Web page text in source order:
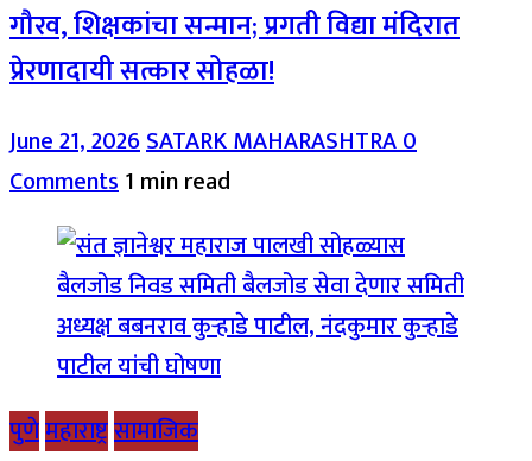
गौरव, शिक्षकांचा सन्मान; प्रगती विद्या मंदिरात
प्रेरणादायी सत्कार सोहळा!
June 21, 2026SATARK MAHARASHTRA0
Comments1 min read
पुणेमहाराष्ट्रसामाजिक